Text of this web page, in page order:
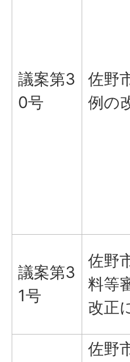
議案第3
0号
佐野
例の
議案第3
1号
佐野
料等
改正
佐野